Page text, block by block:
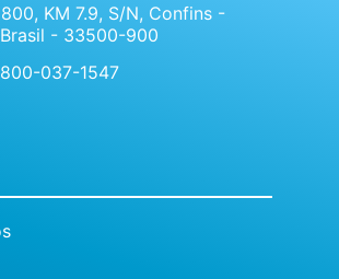
KM 7.9, S/N, Confins -
- 33500-900
037-1547